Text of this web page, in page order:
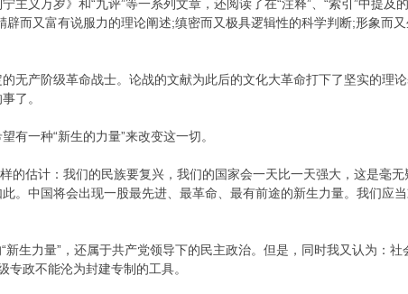
万岁》和“九评”等一系列文章，还阅读了在“注释”、“索引”中提及
而又富有说服力的理论阐述;缜密而又极具逻辑性的科学判断;形象而
产阶级革命战士。论战的文献为此后的文化大革命打下了坚实的理
了。
一种“新生的力量”来改变这一切。
估计：我们的民族要复兴，我们的国家会一天比一天强大，这是毫无
。中国将会出现一股最先进、最革命、最有前途的新生力量。我们应
力量”，还属于共产党领导下的民主政治。但是，同时我又认为：社
政不能沦为封建专制的工具。